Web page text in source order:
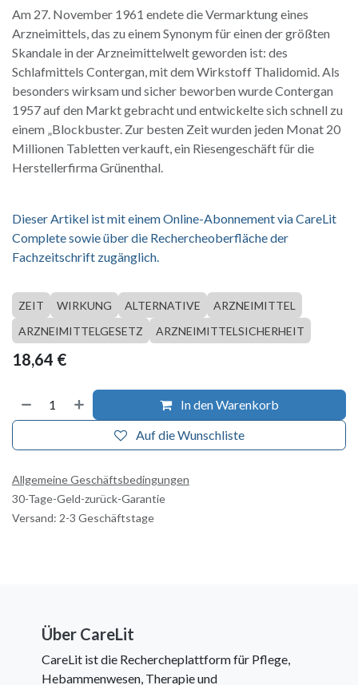
Am 27. November 1961 endete die Vermarktung eines
Arzneimittels, das zu einem Synonym für einen der größten
Skandale in der Arzneimittelwelt geworden ist: des
Schlafmittels Contergan, mit dem Wirkstoff Thalidomid. Als
besonders wirksam und sicher beworben wurde Contergan
1957 auf den Markt gebracht und entwickelte sich schnell zu
einem „Blockbuster. Zur besten Zeit wurden jeden Monat 20
Millionen Tabletten verkauft, ein Riesengeschäft für die
Herstellerfirma Grünenthal.
Dieser Artikel ist mit einem Online-Abonnement via CareLit
Complete sowie über die Rechercheoberfläche der
Fachzeitschrift zugänglich.
ZEIT WIRKUNG ALTERNATIVE
ARZNEIMITTEL
ARZNEIMITTELGESETZ
ARZNEIMITTELSICHERHEIT
18,64 €
In den Warenkorb
Auf die Wunschliste
Allgemeine Geschäftsbedingungen
30-Tage-Geld-zurück-Garantie
Versand: 2-3 Geschäftstage
Über CareLit
CareLit ist die Rechercheplattform für Pflege,
Hebammenwesen, Therapie und